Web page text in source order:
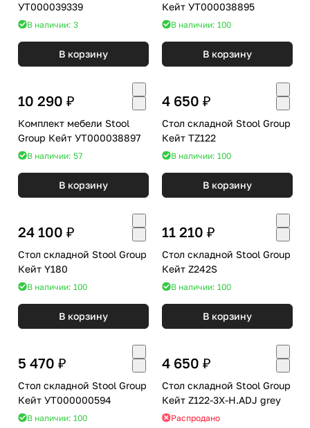
УТ000039339
В наличии: 3
В корзину
Кейт УТ000038895
В наличии: 100
В корзину
10 290 ₽
Комплект мебели Stool
Group Кейт УТ000038897
В наличии: 57
В корзину
4 650 ₽
Стол складной Stool Group
Кейт TZ122
В наличии: 100
В корзину
24 100 ₽
Стол складной Stool Group
Кейт Y180
В наличии: 100
В корзину
11 210 ₽
Стол складной Stool Group
Кейт Z242S
В наличии: 100
В корзину
5 470 ₽
Стол складной Stool Group
Кейт УТ000000594
В наличии: 100
4 650 ₽
Стол складной Stool Group
Кейт Z122-3X-H.ADJ grey
Распродано